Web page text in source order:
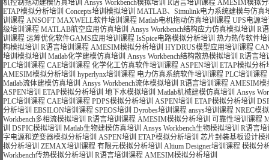
机控制拖动建模仿真培训 Ansys Workbench模拟培训 R语言培训课程 AMESIM模拟
ETAP模拟分析培训 Concepts培训模拟培训 MATLAB、Simulink电力系统建模与仿真
训课程 ANSOFT MAXWELL软件培训课程 Matlab电机拖动仿真培训课程 UPS电源
级培训课程 MATLAB航空应用仿真培训 Ansys Workbench结构应力仿真模拟培训 R
训课程 运筹优化软件GAMS应用培训课程 IsSpice电路模拟分析培训 热力热传软件培
构模拟培训 R语言培训课程 AMESIM模拟分析培训 HYDRUS模型应用培训课程
培训模拟培训 Matlab化学建模仿真培训 Ansys Workbench结构散热模拟培训 R语言培
PLC培训课程 CAE培训课程 化学化工仿真软件培训课程 ASPEN培训 ETAP模拟分析
AMESIM模拟分析培训 hyperlynx培训课程 电力仿真系统软件培训课程 PLC培训课程
Matlab流体建模仿真培训 Ansys Workbench流体模拟培训 R语言培训课程 AMESIM模
ASPEN培训 ETAP模拟分析培训 地下水模拟培训 Matlab机械建模仿真培训 Ansys
PLC培训课程 CAE培训课程 PDPS模拟分析培训 ASPEN培训 ETAP模拟分析培训
分析培训 EBSILON培训课程 SPEOS培训 Dyrobes培训课程 ansys培训课程 NREC模
Workbench多相流模拟培训 R语言培训课程 AMESIM模拟分析培训 可靠性培训课程
训 DSPIC模拟培训 Matlab生物建模仿真培训 Ansys Workbench生物模拟培训 R语言培
字电源和逆变器模拟分析培训 ASPEN培训 ETAP模拟分析培训 芯片封装基板设计模
拟分析培训 ZEMAX培训课程 有限元模拟分析培训 Altium Designer培训课程 模拟分
Workbench传热模拟分析培训 R语言培训课程 AMESIM模拟分析培训